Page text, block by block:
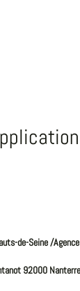
de-Seine /Agence
92000 Nanterre